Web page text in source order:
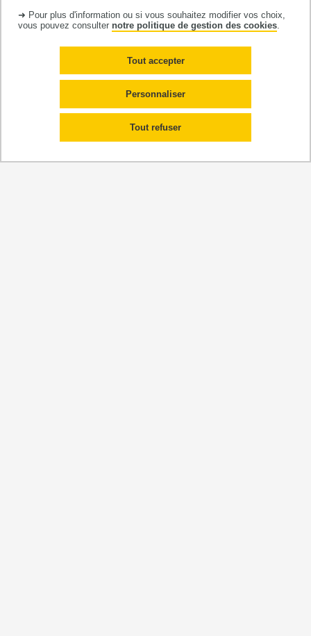
➜ Pour plus d'information ou si vous souhaitez modifier vos choix,
vous pouvez consulter notre politique de gestion des cookies
Tout accepter
Tout refuser
Personnaliser
SSR Clinique du Château de
Vernhes
Le SSR du Château de Vernhes est spécialisé
et reconnu au niveau national dans la prise en
charge de l'obésitéetde sescomorbidités, il
Bondigoux, au nord de la Haute-
Garonne entre Montauban et Gaillac.
Adresse : Route de Villemur 31340 Bondigoux